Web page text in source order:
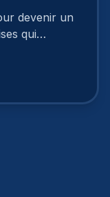
devenir un
qui